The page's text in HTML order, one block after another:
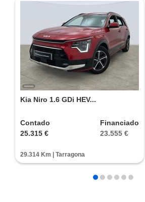
Tasa tu coche gratis
Kia Niro 1.6 GDi HEV...
Contado
25.315 €
Financiado
23.555 €
29.314 Km | Tarragona